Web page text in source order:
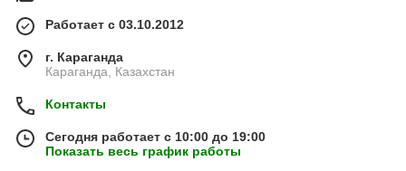
Работает с 03.10.2012
г. Караганда
Караганда, Казахстан
Контакты
Сегодня работает с 10:00 до 19:00
Показать весь график работы